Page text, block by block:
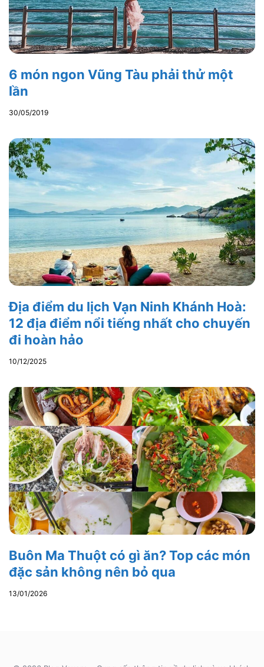
6 món ngon Vũng Tàu phải thử một
lần
30/05/2019
Địa điểm du lịch Vạn Ninh Khánh Hoà:
12 địa điểm nổi tiếng nhất cho chuyến
đi hoàn hảo
10/12/2025
Buôn Ma Thuột có gì ăn? Top các món
đặc sản không nên bỏ qua
13/01/2026